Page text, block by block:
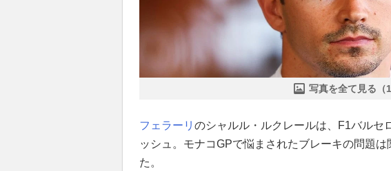
写真を全て見る（1
フェラーリ のシャルル・ルクレールは、F1バルセ
ッシュ。モナコGPで悩まされたブレーキの問題
た。